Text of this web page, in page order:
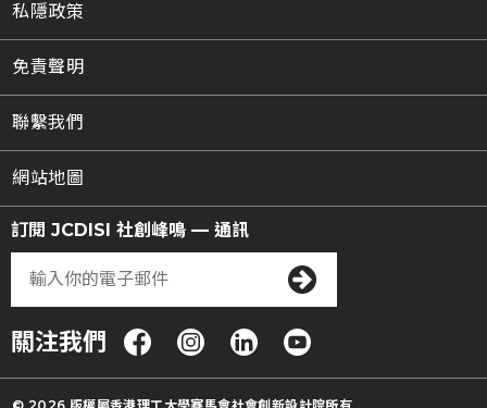
私隱政策
免責聲明
聯繫我們
網站地圖
訂閱 JCDISI 社創峰鳴 — 通訊
關注我們